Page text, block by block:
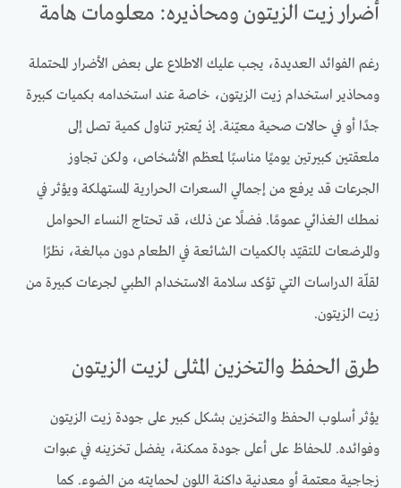
أضرار زيت الزيتون ومحاذيره: معلومات هامة
رغم الفوائد العديدة، يجب عليك الاطلاع على بعض الأضرار المحتملة
ومحاذير استخدام زيت الزيتون، خاصة عند استخدامه بكميات كبيرة
جدًا أو في حالات صحية معيّنة. إذ يُعتبر تناول كمية تصل إلى
ملعقتين كبيرتين يوميًا مناسبًا لمعظم الأشخاص، ولكن تجاوز
الجرعات قد يرفع من إجمالي السعرات الحرارية المستهلكة ويؤثر في
نمطك الغذائي عمومًا. فضلًا عن ذلك، قد تحتاج النساء الحوامل
والمرضعات للتقيّد بالكميات الشائعة في الطعام دون مبالغة، نظرًا
لقلّة الدراسات التي تؤكد سلامة الاستخدام الطبي لجرعات كبيرة من
زيت الزيتون.
طرق الحفظ والتخزين المثلى لزيت الزيتون
يؤثر أسلوب الحفظ والتخزين بشكل كبير على جودة زيت الزيتون
وفوائده. للحفاظ على أعلى جودة ممكنة، يفضل تخزينه في عبوات
زجاجية معتمة أو معدنية داكنة اللون لحمايته من الضوء. كما